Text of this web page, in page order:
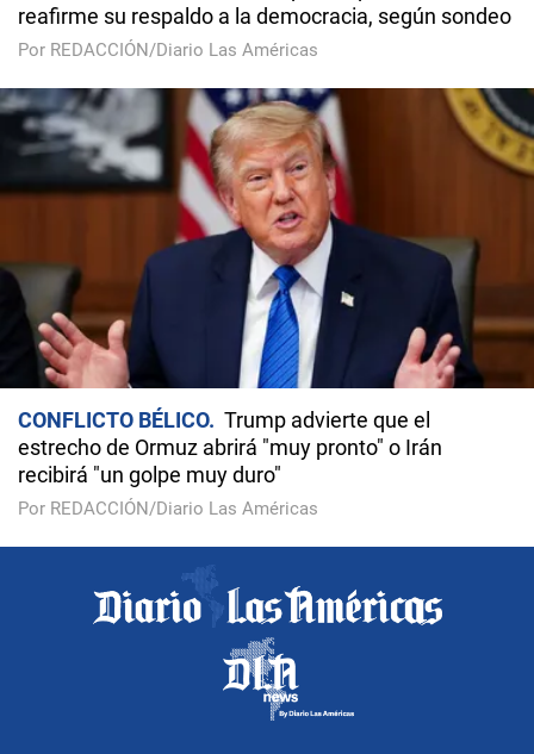
reafirme su respaldo a la democracia, según sondeo
Por REDACCIÓN/Diario Las Américas
CONFLICTO BÉLICO
Trump advierte que el
estrecho de Ormuz abrirá "muy pronto" o Irán
recibirá "un golpe muy duro"
Por REDACCIÓN/Diario Las Américas